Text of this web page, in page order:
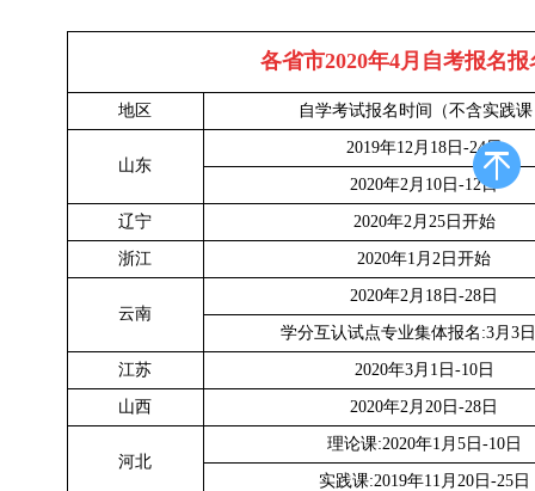
各省市2020年4月自考报名
地区 自学考试报名时间（不含实践
山东
2019年12月18日-24日
2020年2月10日-12日
辽宁 2020年2月25日开始
浙江 2020年1月2日开始
云南
2020年2月18日-28日
学分互认试点专业集体报名:3月3
江苏 2020年3月1日-10日
山西 2020年2月20日-28日
河北
理论课:2020年1月5日-10日
实践课:2019年11月20日-25日